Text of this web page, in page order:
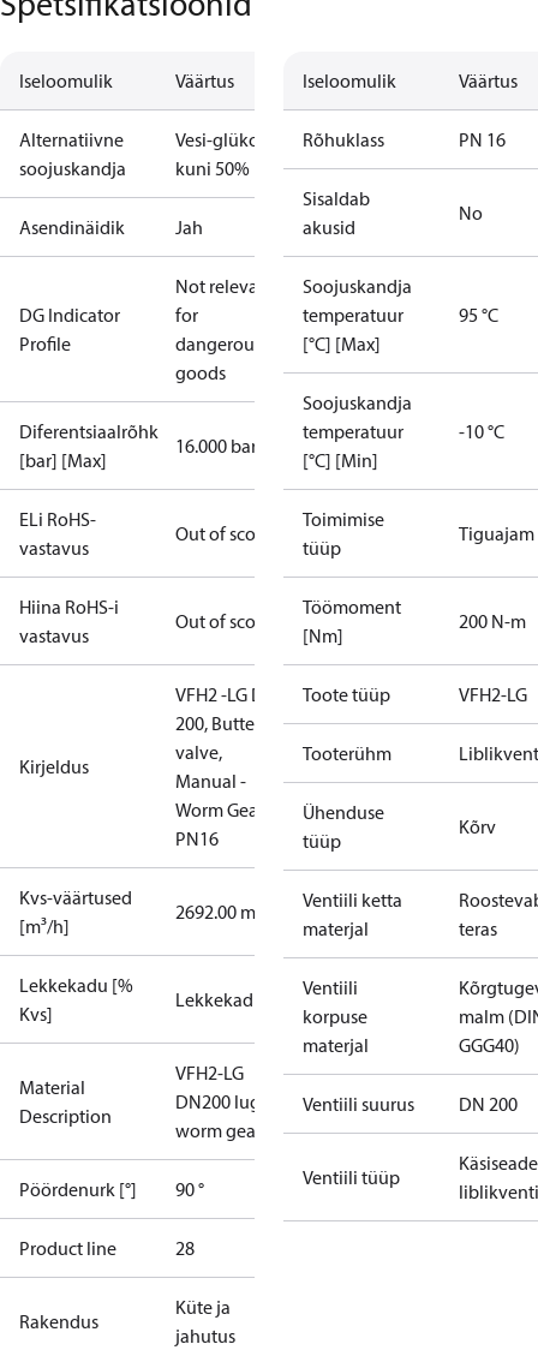
Iseloomulik Väärtus
Alternatiivne
soojuskandja
Vesi-glükool
kuni 50%
Asendinäidik Jah
DG Indicator
Profile
Not relevant
for
dangerous
goods
Diferentsiaalrõhk
[bar] [Max]
16.000 bar
ELi RoHS-
vastavus
Out of scope
Hiina RoHS-i
vastavus
Out of scope
Kirjeldus
VFH2 -LG DN
200, Butterfly
valve,
Manual -
Worm Gear,
PN16
Kvs-väärtused
[m³/h]
2692.00 m³/h
Lekkekadu [%
Kvs]
Lekkekadu A
Material
Description
VFH2-LG
DN200 lug
worm gear
Pöördenurk [°] 90 °
Product line 28
Rakendus
Küte ja
jahutus
Iseloomulik Väärtus
Rõhuklass PN 16
Sisaldab
akusid
No
Soojuskandja
temperatuur
[°C] [Max]
95 °C
Soojuskandja
temperatuur
[°C] [Min]
-10 °C
Toimimise
tüüp
Tiguajam
Töömoment
[Nm]
200 N-m
Toote tüüp VFH2-LG
Tooterühm
Ühenduse
tüüp
Kõrv
Ventiili ketta
materjal
teras
Ventiili
korpuse
materjal
malm
GGG40)
Ventiili suurus DN 200
Ventiili tüüp